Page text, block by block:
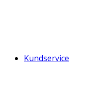
Kundservice